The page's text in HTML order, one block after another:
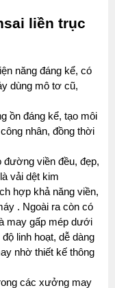
liền trục
năng đáng kể, có
dùng mô tơ cũ,
ồn đáng kể, tạo môi
nhân, đồng thời
đường viền đều, đẹp,
vải dệt kim
hợp khả năng viền,
. Ngoài ra còn có
may gấp mép dưới
linh hoạt, dễ dàng
nhờ thiết kế thông
các xưởng may